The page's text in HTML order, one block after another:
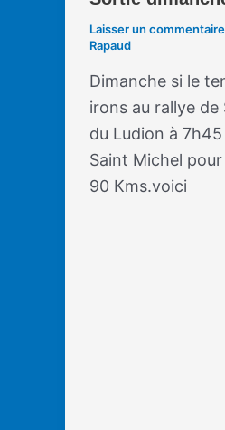
Laisser un commentaire
Rapaud
Dimanche si le
irons au rallye
du Ludion à
Saint Michel
90 Kms.voici